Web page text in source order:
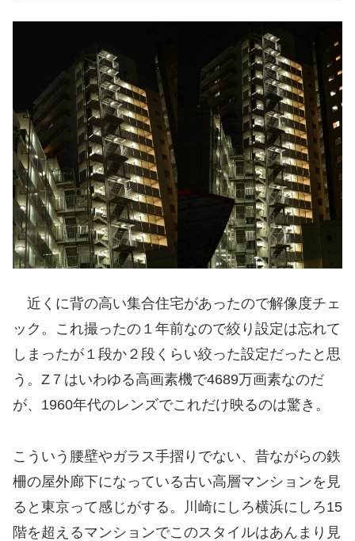
近くに背の高い集合住宅があったので解像度チェ
ック。これ撮ったの１年前なので絞り設定は忘れて
しまったが１段か２段くらい絞った設定だったと思
う。Z７はいわゆる高画素機で4689万画素なのだ
が、1960年代のレンズでこれだけ映るのは驚き。
こういう腰壁やガラス手摺りでない、昔ながらの鉄
柵の屋外廊下になっている古い高層マンションを見
ると東京って感じがする。川崎にしろ横浜にしろ15
階を超えるマンションでこのスタイルはあんまり見